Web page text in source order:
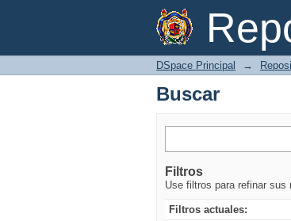
Buscar
DSpace Principal →
Buscar
Filtros
Use filtros para refinar sus
Filtros actuales: